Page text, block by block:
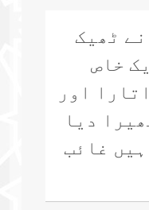
ٹھیک
خاص
اور
دیا
غائب